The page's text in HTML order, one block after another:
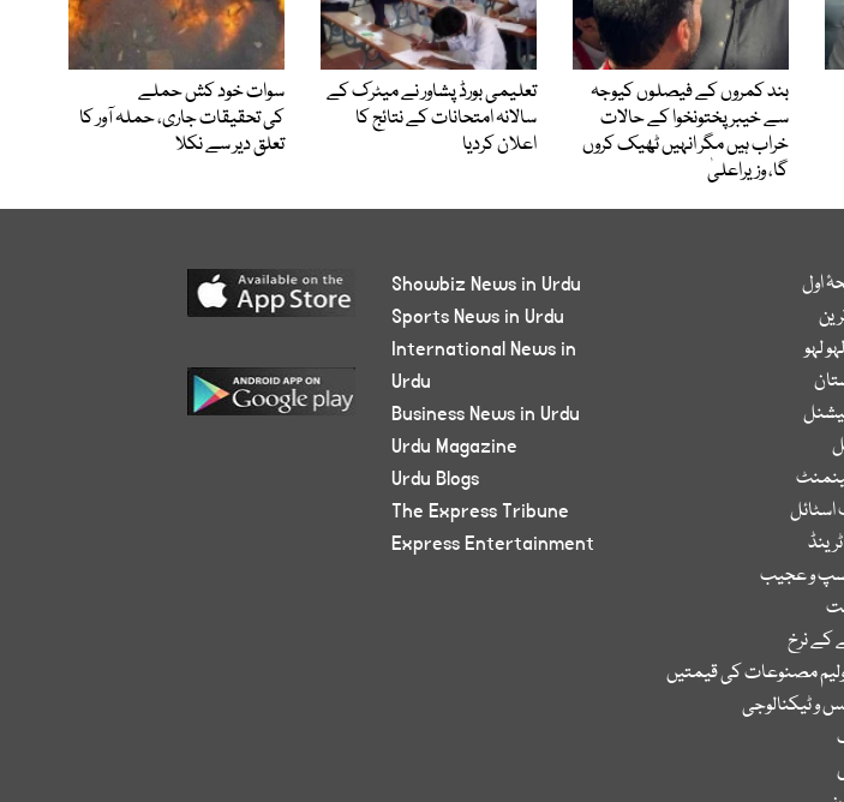
بند کمروں کے فیصلوں کیوجہ
سے خیبرپختونخوا کے حالات
خراب ہیں مگر انہیں ٹھیک کروں
گا، وزیراعلیٰ
تعلیمی بورڈ پشاور نے میٹرک کے
سالانہ امتحانات کے نتائج کا
اعلان کردیا
سوات خود کش حملے
کی تحقیقات جاری، حملہ آور کا
تعلق دیر سے نکلا
اول
لہو
اسٹائل
و عجیب
کے نرخ
مصنوعات کی قیمتیں
و ٹیکنالوجی
Showbiz News in Urdu
Sports News in Urdu
International News in
Urdu
Business News in Urdu
Urdu Magazine
Urdu Blogs
The Express Tribune
Express Entertainment